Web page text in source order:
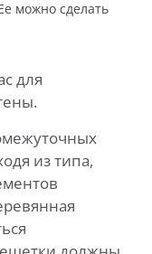
можно сделать
для
из типа,